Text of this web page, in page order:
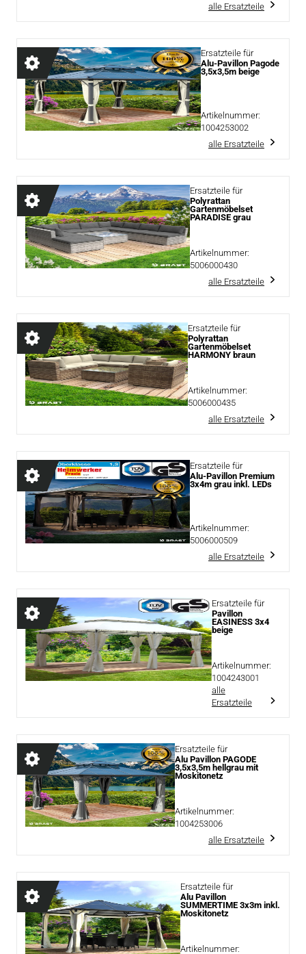
alle Ersatzteile
Ersatzteile für
Alu-Pavillon Pagode
3,5x3,5m beige
Artikelnummer:
1004253002
alle Ersatzteile
Ersatzteile für
Polyrattan
Gartenmöbelset
PARADISE grau
Artikelnummer:
5006000430
alle Ersatzteile
Ersatzteile für
Polyrattan
Gartenmöbelset
HARMONY braun
Artikelnummer:
5006000435
alle Ersatzteile
Ersatzteile für
Alu-Pavillon Premium
3x4m grau inkl. LEDs
Artikelnummer:
5006000509
alle Ersatzteile
Ersatzteile für
Pavillon
EASINESS 3x4
beige
Artikelnummer:
1004243001
alle
Ersatzteile
Ersatzteile für
Alu Pavillon PAGODE
3,5x3,5m hellgrau mit
Moskitonetz
Artikelnummer:
1004253006
alle Ersatzteile
Ersatzteile für
Alu Pavillon
SUMMERTIME 3x3m inkl.
Moskitonetz
Artikelnummer: